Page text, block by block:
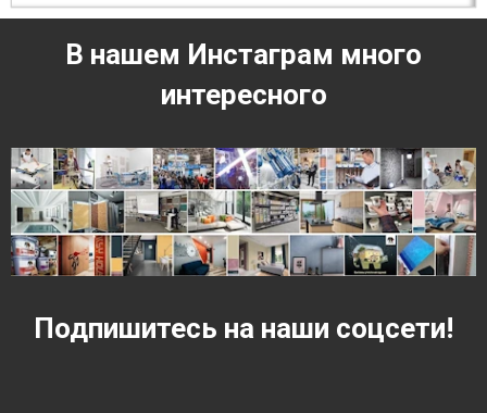
В нашем Инстаграм много
интересного
Подпишитесь на наши соцсети!